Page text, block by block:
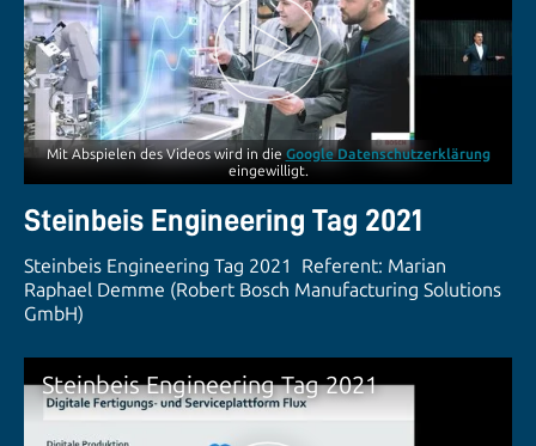
Mit Abspielen des Videos wird in die Google Datenschutzerklärung
eingewilligt.
Steinbeis Engineering Tag 2021
Steinbeis Engineering Tag 2021 Referent: Marian
Raphael Demme (Robert Bosch Manufacturing Solutions
GmbH)
Steinbeis Engineering Tag 2021